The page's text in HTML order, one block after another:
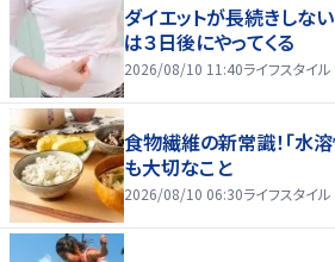
ダイエットが長続きし
は３日後にやってくる
2026/08/10 11:40ライフスタイル
食物繊維の新常識！「水
も大切なこと
2026/08/10 06:30ライフスタイル